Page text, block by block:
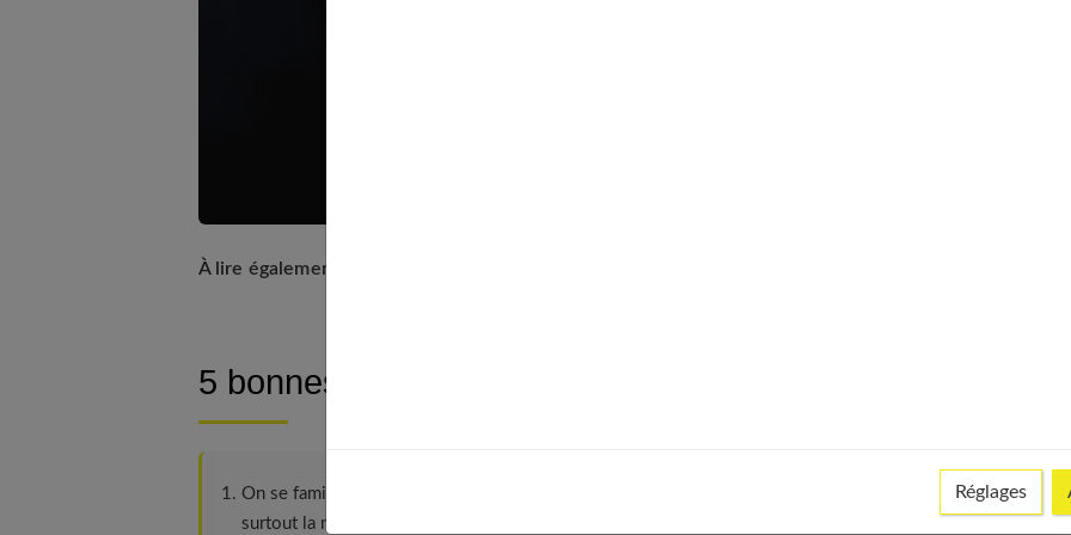
À lire également :
5 bonnes raisons d’essayer
On se familiarise avec la culture thaïlandaise, sa spiritualité, sa musique (avec la danse Ram Muay, et
surtout la musique qui rythme tout le combat).
Réglages